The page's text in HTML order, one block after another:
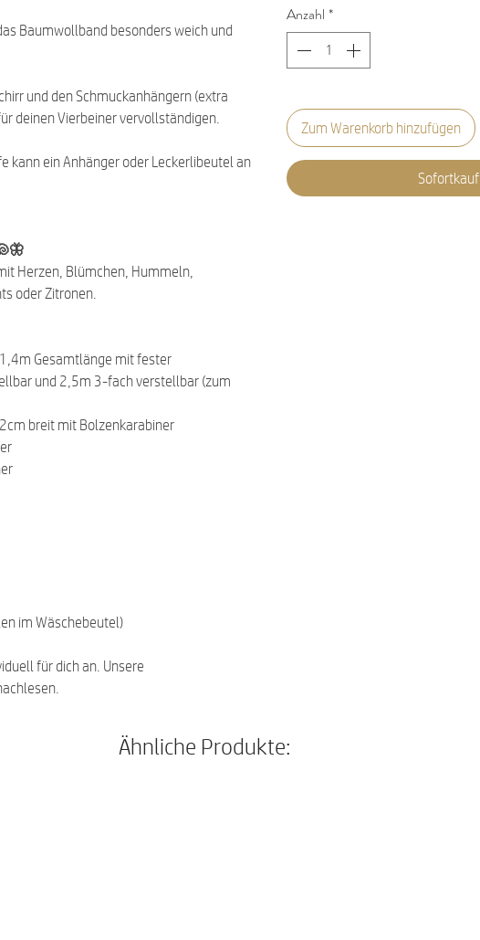
Baumwollband besonders weich und
und den Schmuckanhängern (extra
deinen Vierbeiner vervollständigen.
kann ein Anhänger oder Leckerlibeutel an
Herzen, Blümchen, Hummeln,
oder Zitronen.
Gesamtlänge mit fester
und 2,5m 3-fach verstellbar (zum
breit mit Bolzenkarabiner
im Wäschebeutel)
für dich an. Unsere
Anzahl *
Zum Warenkorb hinzufügen
Sofortkauf
Ähnliche Produkte: